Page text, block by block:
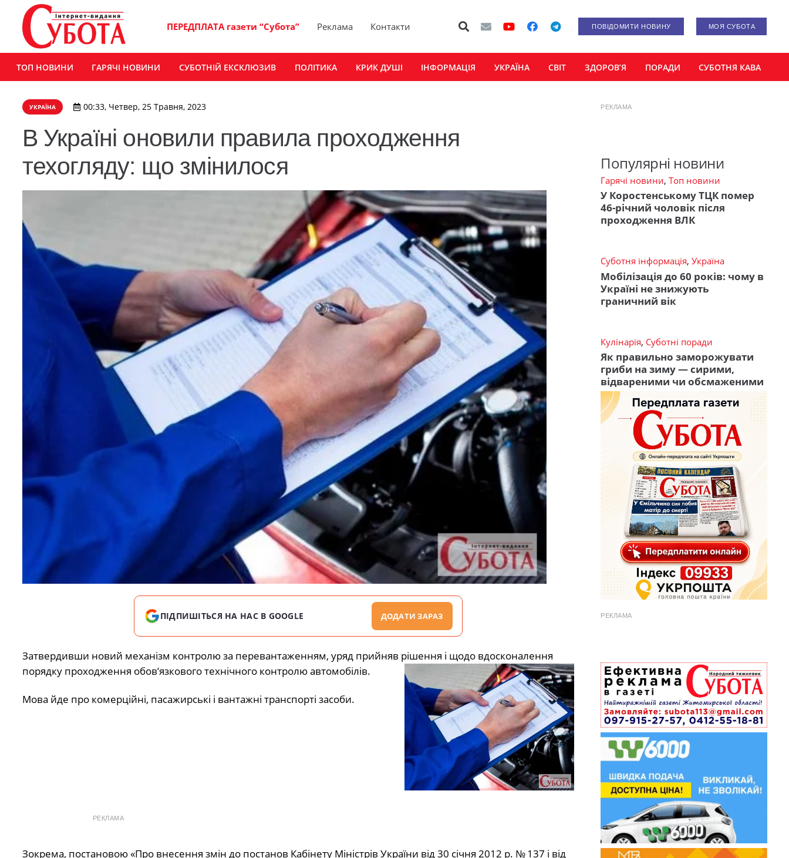
ПЕРЕДПЛАТА газети “Субота” Реклама Контакти ПОВІДОМИТИ НОВИНУ МОЯ СУБОТА
ТОП НОВИНИ ГАРЯЧІ НОВИНИ СУБОТНІЙ ЕКСКЛЮЗИВ ПОЛІТИКА КРИК ДУШІ ІНФОРМАЦІЯ УКРАЇНА СВІТ ЗДОРОВ’Я ПОРАДИ СУБОТНЯ КАВА
УКРАЇНА 00:33, Четвер, 25 Травня, 2023
В Україні оновили правила проходження
техогляду: що змінилося
ПІДПИШІТЬСЯ НА НАС В GOOGLE ДОДАТИ ЗАРАЗ
Затвердивши новий механізм контролю за перевантаженням, уряд прийняв рішення і щодо вдосконалення
порядку проходження обовʼязкового технічного контролю автомобілів.
Мова йде про комерційні, пасажирські і вантажні транспорті засоби.
РЕКЛАМА
Зокрема, постановою «Про внесення змін до постанов Кабінету Міністрів України від 30 січня 2012 р. № 137 і від
РЕКЛАМА
Популярні новини
Гарячі новини, Топ новини
У Коростенському ТЦК помер
46-річний чоловік після
проходження ВЛК
Суботня інформація, Україна
Мобілізація до 60 років: чому в
Україні не знижують
граничний вік
Кулінарія, Суботні поради
Як правильно заморожувати
гриби на зиму — сирими,
відвареними чи обсмаженими
РЕКЛАМА